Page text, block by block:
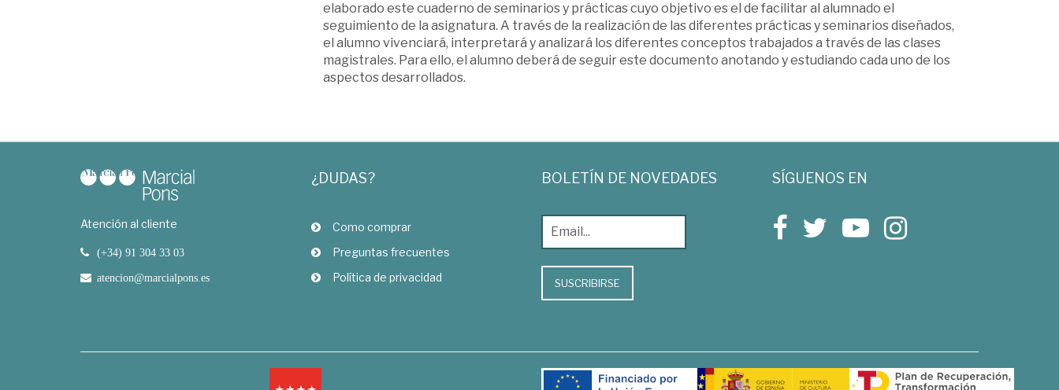
elaborado este cuaderno de seminarios y prácticas cuyo objetivo es el de facilitar al alumnado el
seguimiento de la asignatura. A través de la realización de las diferentes prácticas y seminarios diseñados,
el alumno vivenciará, interpretará y analizará los diferentes conceptos trabajados a través de las clases
magistrales. Para ello, el alumno deberá de seguir este documento anotando y estudiando cada uno de los
aspectos desarrollados.
Atención al cliente
(+34) 91 304 33 03
atencion@marcialpons.es
¿DUDAS?
Como comprar
Preguntas frecuentes
Política de privacidad
BOLETÍN DE NOVEDADES
SUSCRIBIRSE
SÍGUENOS EN